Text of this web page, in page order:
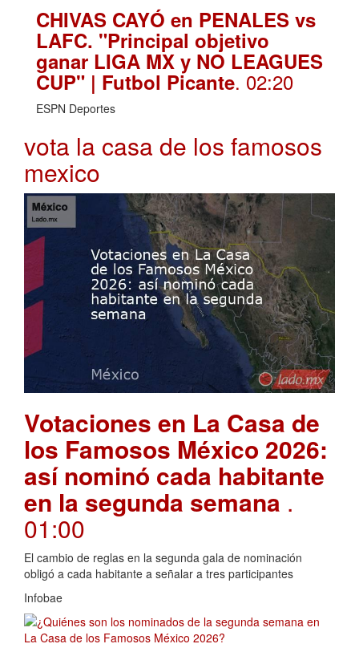
CHIVAS CAYÓ en PENALES vs
LAFC. "Principal objetivo
ganar LIGA MX y NO LEAGUES
CUP" | Futbol Picante. 02:20
ESPN Deportes
vota la casa de los famosos
mexico
Votaciones en La Casa de
los Famosos México 2026:
así nominó cada habitante
en la segunda semana .
01:00
El cambio de reglas en la segunda gala de nominación
obligó a cada habitante a señalar a tres participantes
Infobae